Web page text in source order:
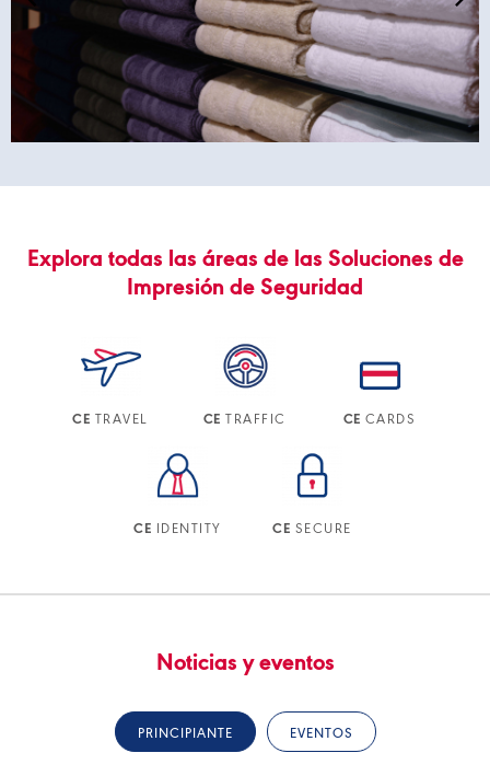
Explora todas las áreas de las Soluciones de
Impresión de Seguridad
CE TRAVEL CE TRAFFIC CE CARDS
CE IDENTITY CE SECURE
Noticias y eventos
PRINCIPIANTE EVENTOS